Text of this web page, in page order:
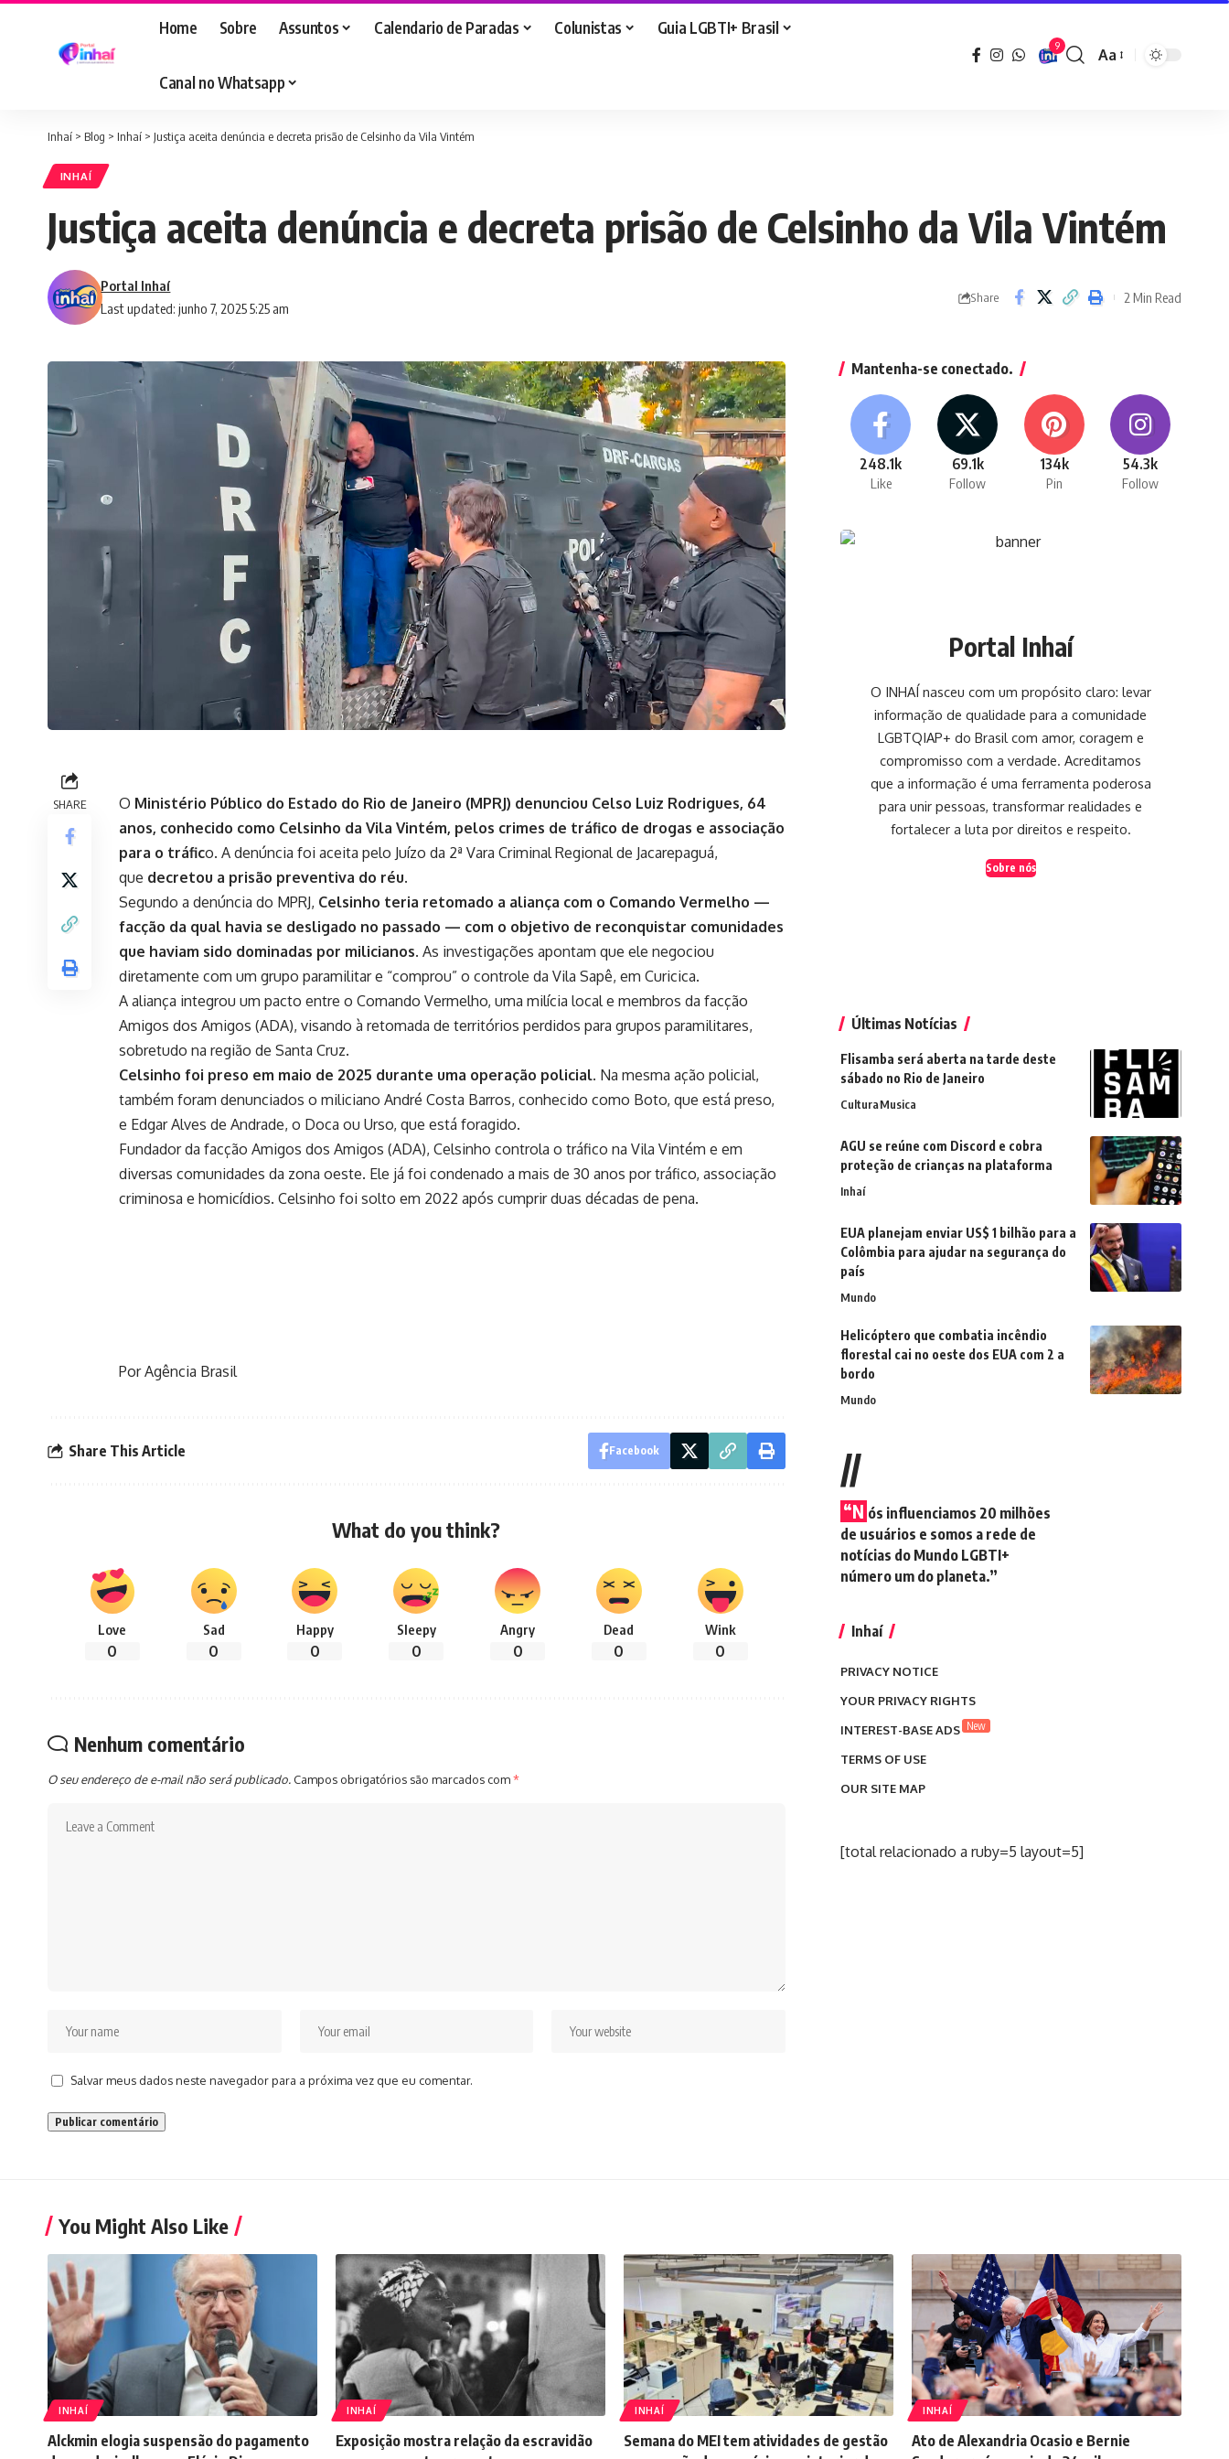
Home Sobre Assuntos Calendario de Paradas Colunistas Guia LGBTI+ Brasil
Canal no Whatsapp
9
Font
Aa
Inhaí > Blog > Inhaí > Justiça aceita denúncia e decreta prisão de Celsinho da Vila Vintém
INHAÍ
Justiça aceita denúncia e decreta prisão de Celsinho da Vila Vintém
Last updated: junho 7, 2025 5:25 am
Portal Inhaí
Share 2 Min Read
SHARE O Ministério Público do Estado do Rio de Janeiro (MPRJ) denunciou Celso Luiz Rodrigues, 64
anos, conhecido como Celsinho da Vila Vintém, pelos crimes de tráfico de drogas e associação
para o tráfico. A denúncia foi aceita pelo Juízo da 2ª Vara Criminal Regional de Jacarepaguá,
que decretou a prisão preventiva do réu.
Segundo a denúncia do MPRJ, Celsinho teria retomado a aliança com o Comando Vermelho —
facção da qual havia se desligado no passado — com o objetivo de reconquistar comunidades
que haviam sido dominadas por milicianos. As investigações apontam que ele negociou
diretamente com um grupo paramilitar e “comprou” o controle da Vila Sapê, em Curicica.
A aliança integrou um pacto entre o Comando Vermelho, uma milícia local e membros da facção
Amigos dos Amigos (ADA), visando à retomada de territórios perdidos para grupos paramilitares,
sobretudo na região de Santa Cruz.
Celsinho foi preso em maio de 2025 durante uma operação policial. Na mesma ação policial,
também foram denunciados o miliciano André Costa Barros, conhecido como Boto, que está preso,
e Edgar Alves de Andrade, o Doca ou Urso, que está foragido.
Fundador da facção Amigos dos Amigos (ADA), Celsinho controla o tráfico na Vila Vintém e em
diversas comunidades da zona oeste. Ele já foi condenado a mais de 30 anos por tráfico, associação
criminosa e homicídios. Celsinho foi solto em 2022 após cumprir duas décadas de pena.
Por Agência Brasil
Share This Article Facebook
What do you think?
Love
0
Sad
0
Happy
0
Sleepy
0
Angry
0
Dead
0
Wink
0
Nenhum comentário
O seu endereço de e-mail não será publicado. Campos obrigatórios são marcados com*
Salvar meus dados neste navegador para a próxima vez que eu comentar.
Mantenha-se conectado.
248.1k
Like
69.1k
Follow
134k
Pin
54.3k
Follow
Portal Inhaí
O INHAÍ nasceu com um propósito claro: levar
informação de qualidade para a comunidade
LGBTQIAP+ do Brasil com amor, coragem e
compromisso com a verdade. Acreditamos
que a informação é uma ferramenta poderosa
para unir pessoas, transformar realidades e
fortalecer a luta por direitos e respeito.
Sobre nós
Últimas Notícias
Flisamba será aberta na tarde deste
sábado no Rio de Janeiro
CulturaMusica
AGU se reúne com Discord e cobra
proteção de crianças na plataforma
Inhaí
EUA planejam enviar US$ 1 bilhão para a
Colômbia para ajudar na segurança do
país
Mundo
Helicóptero que combatia incêndio
florestal cai no oeste dos EUA com 2 a
bordo
Mundo
//
“N ós influenciamos 20 milhões
de usuários e somos a rede de
notícias do Mundo LGBTI+
número um do planeta.”
Inhaí
PRIVACY NOTICE
YOUR PRIVACY RIGHTS
INTEREST-BASE ADS New
TERMS OF USE
OUR SITE MAP
[total relacionado a ruby=5 layout=5]
You Might Also Like
INHAÍ
Alckmin elogia suspensão do pagamento
INHAÍ
Exposição mostra relação da escravidão
INHAÍ
Semana do MEI tem atividades de gestão
INHAÍ
Ato de Alexandria Ocasio e Bernie